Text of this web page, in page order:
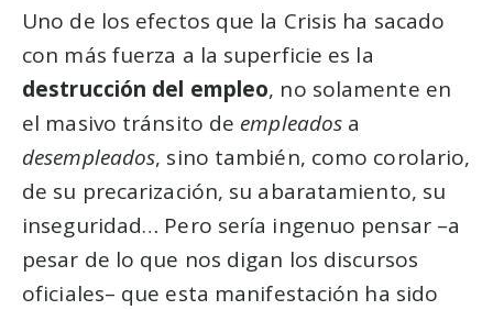
Uno de los efectos que la Crisis ha sacado
con más fuerza a la superficie es la
destrucción del empleo, no solamente en
el masivo tránsito de empleados a
desempleados, sino también, como corolario,
de su precarización, su abaratamiento, su
inseguridad… Pero sería ingenuo pensar –a
pesar de lo que nos digan los discursos
oficiales– que esta manifestación ha sido